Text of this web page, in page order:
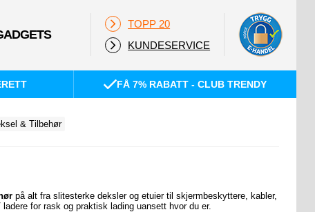
TOPP 20
KUNDESERVICE
FÅ 7% RABATT - CLUB TRENDY
& Tilbehør
på altfra slitesterke deksler og etuier til skjermbeskyttere, kabler,
for rask og praktisk lading uansett hvor du er.